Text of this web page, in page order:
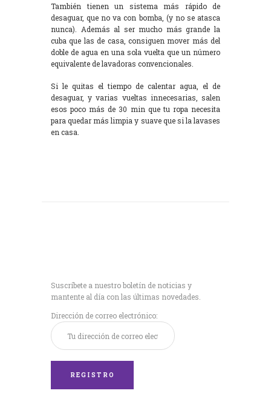
También tienen un sistema más rápido de
desaguar, que no va con bomba, (y no se atasca
nunca). Además al ser mucho más grande la
cuba que las de casa, consiguen mover más del
doble de agua en una sola vuelta que un número
equivalente de lavadoras convencionales.
Si le quitas el tiempo de calentar agua, el de
desaguar, y varias vueltas innecesarias, salen
esos poco más de 30 min que tu ropa necesita
para quedar más limpia y suave que si la lavases
en casa.
Suscríbete a nuestro boletín de noticias y
mantente al día con las últimas novedades.
Dirección de correo electrónico: